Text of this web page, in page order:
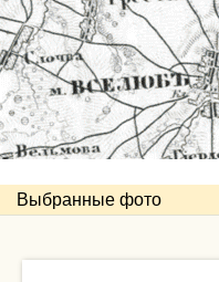
Выбранные фото